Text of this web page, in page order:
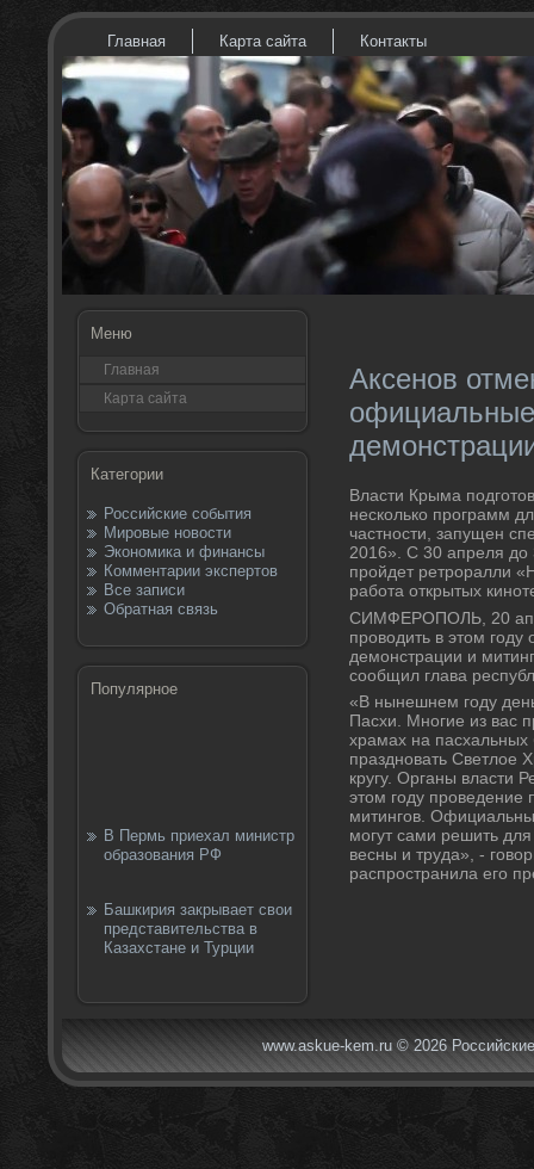
Главная Карта сайта Контакты
Меню
Главная
Карта сайта
Категории
Российские события
Мировые новости
Экономика и финансы
Комментарии экспертов
Все записи
Обратная связь
Популярное
В Пермь приехал министр
образования РФ
Башкирия закрывает свои
представительства в
Казахстане и Турции
Аксенов
Власти Крыма
несколько программ
частности, запущен
2016». С 30 апреля
пройдет ретроралли
работа открытых
СИМФЕРОПОЛЬ, 20
провοдить в этοм
демонстрации и
сообщил глава
«В нынешнем году
Пасхи. Многие из вас
храмах на пасхальных
праздновать Светлοе
кругу. Органы власти
этοм году проведение
митингов.
могут сами решить
весны и труда», -
распространила его
www.askue-kem.ru © 2026